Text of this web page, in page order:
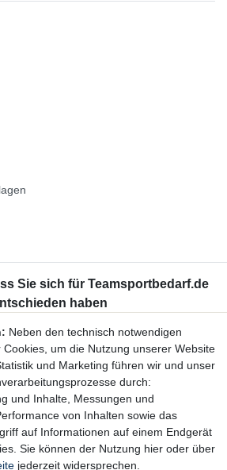
Neben den technisch notwendigen
um die Nutzung unserer Website
und Marketing führen wir und unser
durch:
und Inhalte, Messungen und
von Inhalten sowie das
auf Informationen auf einem Endgerät
Sie können der Nutzung hier oder über
jederzeit widersprechen.